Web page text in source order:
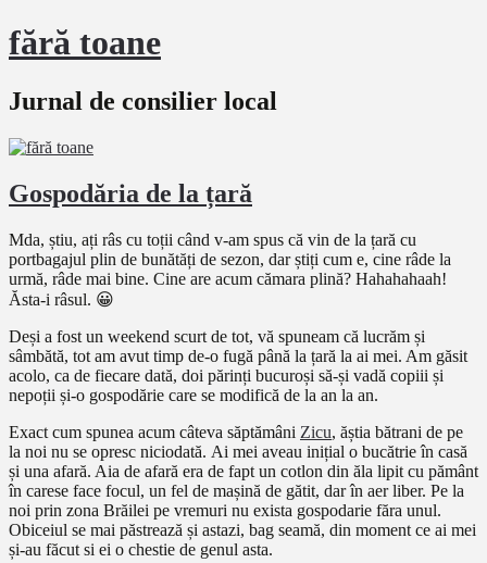
fără toane
Jurnal de consilier local
Gospodăria de la țară
Mda, știu, ați râs cu toții când v-am spus că vin de la țară cu
portbagajul plin de bunătăți de sezon, dar știți cum e, cine râde la
urmă, râde mai bine. Cine are acum cămara plină? Hahahahaah!
Ăsta-i râsul. 😀
Deși a fost un weekend scurt de tot, vă spuneam că lucrăm și
sâmbătă, tot am avut timp de-o fugă până la țară la ai mei. Am găsit
acolo, ca de fiecare dată, doi părinți bucuroși să-și vadă copiii și
nepoții și-o gospodărie care se modifică de la an la an.
Exact cum spunea acum câteva săptămâni Zicu, ăștia bătrani de pe
la noi nu se opresc niciodată. Ai mei aveau inițial o bucătrie în casă
și una afară. Aia de afară era de fapt un cotlon din ăla lipit cu pământ
în carese face focul, un fel de mașină de gătit, dar în aer liber. Pe la
noi prin zona Brăilei pe vremuri nu exista gospodarie făra unul.
Obiceiul se mai păstrează și astazi, bag seamă, din moment ce ai mei
și-au făcut si ei o chestie de genul asta.